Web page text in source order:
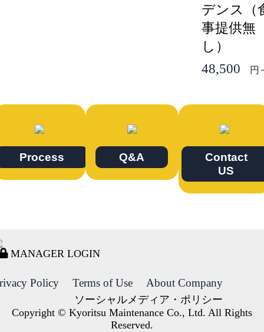
デンス（
事提供無
し）
48,500
円
Process Q&A
Contact
US
MANAGER LOGIN
Policy Terms of Use About Company
ソーシャルメディア・ポリシー
Copyright © Kyoritsu Maintenance Co., Ltd. All Rights
Reserved.